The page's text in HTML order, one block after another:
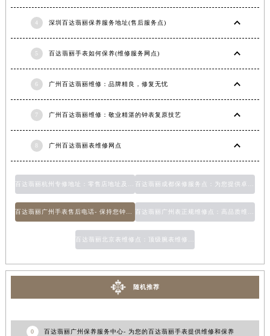
4 深圳百达翡丽保养服务地址(售后服务点)
5 百达翡丽手表如何保养(维修服务网点)
6 广州百达翡丽维修：品牌精良，修复无忧
7 广州百达翡丽维修：敬业精湛的钟表复原技艺
广州百达翡丽表维修网点
百达翡丽杭州专修地址：零售店地址及售后服务中心 百达翡丽成都保修服务点：为您提供卓越维护计划
百达翡丽广州手表售后电话- 保持您钟表的完美状态 百达翡丽广州表正规维修点：高品质维修服务尽在广州
百达翡丽北京表维修点：顶级腕表维修服务的不二选择
随机推荐
0 百达翡丽广州保养服务中心- 为您的百达翡丽手表提供维修和保养